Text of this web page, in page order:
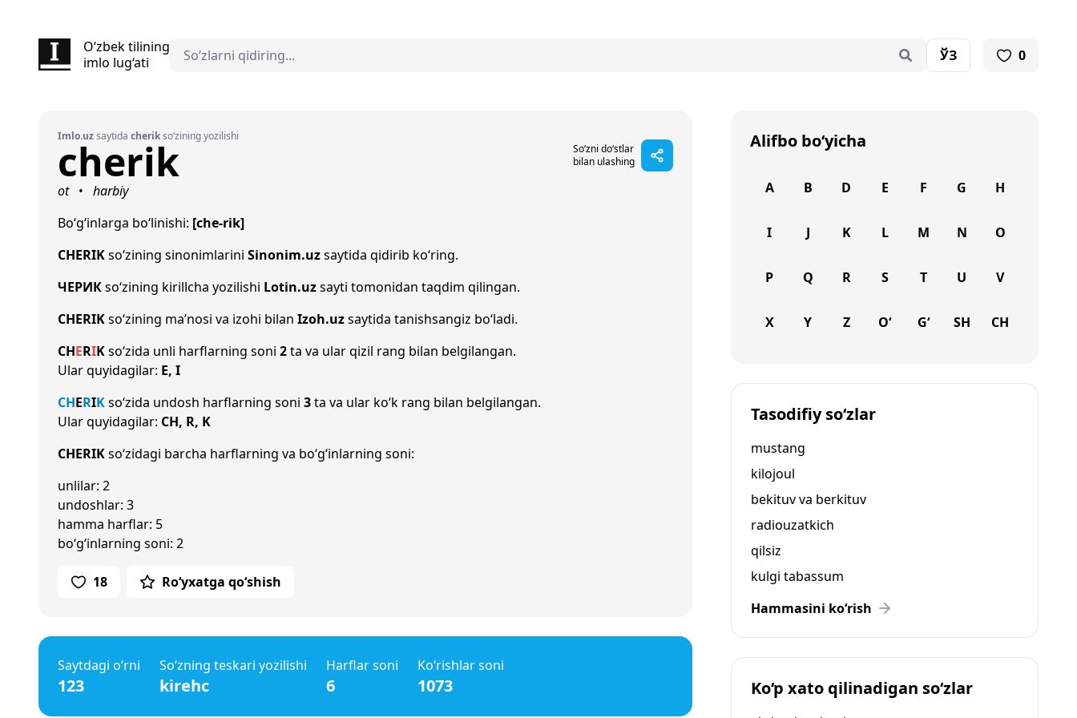
O‘zbek tilining
imlo lug‘ati
ЎЗ 0
Imlo.uzsaytida cherikso‘zining yozilishi
cherik
So‘zni do‘stlar
bilan ulashing
ot •
harbiy
Bo‘g‘inlarga bo‘linishi: [che-rik]
CHERIKso‘zining sinonimlarini Sinonim.uzsaytida qidirib ko‘ring.
ЧЕРИКso‘zining kirillcha yozilishi Lotin.uzsayti tomonidan taqdim qilingan.
CHERIKso‘zining ma’nosi va izohi bilan Izoh.uzsaytida tanishsangiz bo‘ladi.
CHERIKso‘zida unli harflarning soni 2ta va ular qizil rang bilan belgilangan.
Ular quyidagilar: E, I
CHERIKso‘zida undosh harflarning soni 3ta va ular ko‘k rang bilan belgilangan.
Ular quyidagilar: CH, R, K
CHERIKso‘zidagi barcha harflarning va bo‘g‘inlarning soni:
unlilar: 2
undoshlar: 3
hamma harflar: 5
bo‘g‘inlarning soni: 2
18 Ro‘yxatga qo‘shish
Saytdagi o‘rni
123
So‘zning teskari yozilishi
kirehc
Harflar soni
6
Ko‘rishlar soni
1073
Alifbo bo‘yicha
A B D E F G H
I J K L M N O
P Q R S T U V
X Y Z O‘ G‘ SH CH
Tasodifiy so‘zlar
mustang
kilojoul
bekituv va berkituv
radiouzatkich
qilsiz
kulgi tabassum
Hammasini ko‘rish
Ko‘p xato qilinadigan so‘zlar